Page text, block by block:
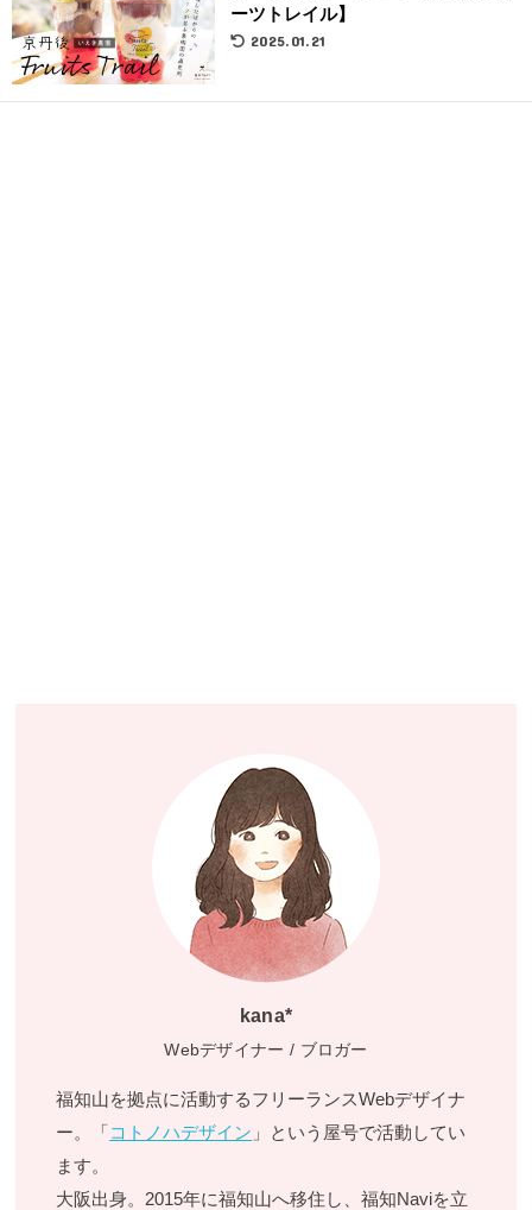
ーツトレイル】
2025.01.21
kana*
Webデザイナー / ブロガー
福知山を拠点に活動するフリーランスWebデザイナ
ー。「コトノハデザイン 」という屋号で活動してい
ます。
大阪出身。2015年に福知山へ移住し、福知Naviを立